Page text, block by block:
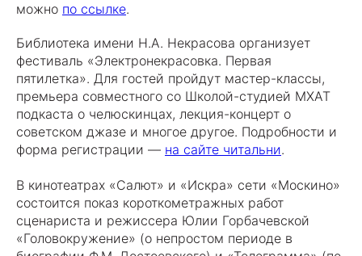
можно по ссылке.
Библиотека имени Н.А. Некрасова организует
фестиваль «Электронекрасовка. Первая
пятилетка». Для гостей пройдут мастер-классы,
премьера совместного со Школой-студией МХАТ
подкаста о челюскинцах, лекция-концерт о
советском джазе и многое другое. Подробности и
форма регистрации — на сайте читальни.
В кинотеатрах «Салют» и «Искра» сети «Москино»
состоится показ короткометражных работ
сценариста и режиссера Юлии Горбачевской
«Головокружение» (о непростом периоде в